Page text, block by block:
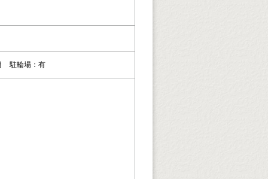
駐輪場：有